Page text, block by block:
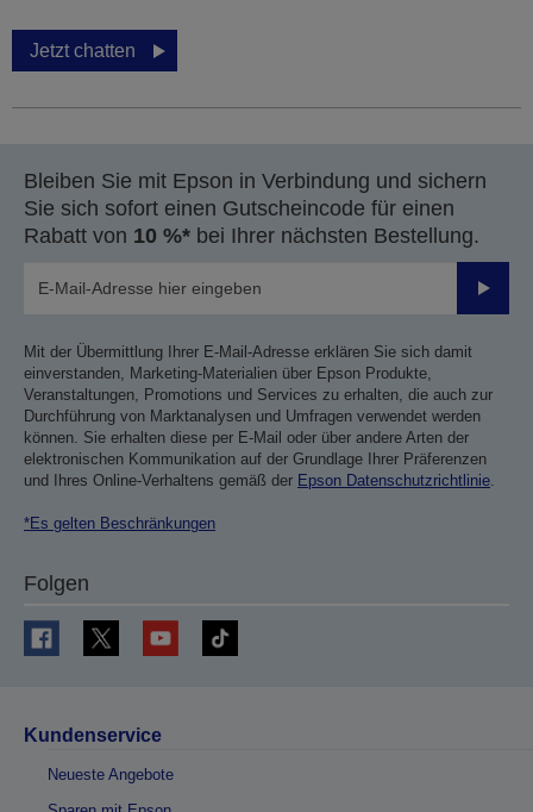
Jetzt chatten
Bleiben Sie mit Epson in Verbindung und sichern
Sie sich sofort einen Gutscheincode für einen
Rabatt von 10 %* bei Ihrer nächsten Bestellung.
Mit der Übermittlung Ihrer E-Mail-Adresse erklären Sie sich damit
einverstanden, Marketing-Materialien über Epson Produkte,
Veranstaltungen, Promotions und Services zu erhalten, die auch zur
Durchführung von Marktanalysen und Umfragen verwendet werden
können. Sie erhalten diese per E-Mail oder über andere Arten der
elektronischen Kommunikation auf der Grundlage Ihrer Präferenzen
und Ihres Online-Verhaltens gemäß der Epson Datenschutzrichtlinie.
*Es gelten Beschränkungen
Folgen
Kundenservice
Neueste Angebote